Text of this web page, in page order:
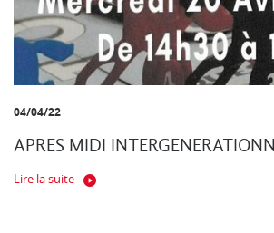
04/04/22
APRES MIDI
Lire la suite